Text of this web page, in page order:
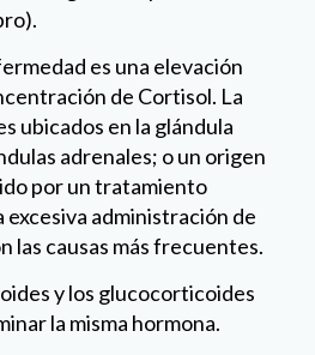
es una elevación
de Cortisol. La
ubicados en la glándula
adrenales; o un origen
por un tratamiento
administración de
las causas más frecuentes.
y los glucocorticoides
la misma hormona.